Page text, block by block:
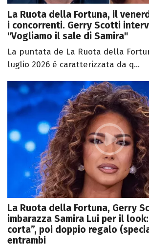
La Ruota della Fortuna, il
i concorrenti. Gerry Scotti
"Vogliamo il sale di Samira"
La puntata de La Ruota della
luglio 2026 è caratterizzata da q...
La Ruota della Fortuna, Gerry
imbarazza Samira Lui per il look:
corta”, poi doppio regalo
entrambi